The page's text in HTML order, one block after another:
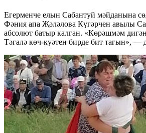
Егерменче елын Сабантуй мәйданына
Фәния апа Җәләлова Күгәрчен авылы
абсолют батыр калган. «Көрәшмәм
Тәгалә көч-куәтен бирде бит тагын», —